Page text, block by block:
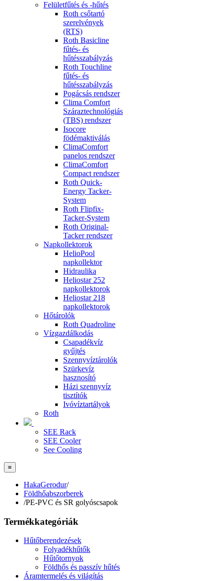
Felületfűtés és -hűtés
Roth csőtartó
szerelvények
(RTS)
Roth Basicline
fűtés- és
hűtésszabályzás
Roth Touchline
fűtés- és
hűtésszabályzás
Pogácsás rendszer
Clima Comfort
Száraztechnológiás
(TBS) rendszer
Isocore
födémaktiválás
ClimaComfort
panelos rendszer
ClimaComfort
Compact rendszer
Roth Quick-
Energy Tacker-
System
Roth Flipfix-
Tacker-System
Roth Original-
Tacker rendszer
Napkollektorok
HelioPool
napkollektor
Hidraulika
Heliostar 252
napkollektorok
Heliostar 218
napkollektorok
Hőtárolók
Roth Quadroline
Vízgazdálkodás
Csapadékvíz
gyűjtés
Szennyvíztárolók
Szürkevíz
hasznosító
Házi szennyvíz
tisztítók
Ivóvíztartályok
Roth
SEE Rack
SEE Cooler
See Cooling
≡
HakaGerodur/
Földhőabszorberek
/PE-PVC és SR golyóscsapok
Termékkategóriák
Hűtőberendezések
Folyadékhűtők
Hűtőtornyok
Földhős és passzív hűtés
Áramtermelés és világítás